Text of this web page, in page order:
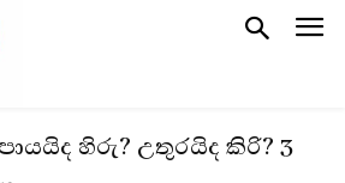
හිරු? උතුරයිද කිරි? 3